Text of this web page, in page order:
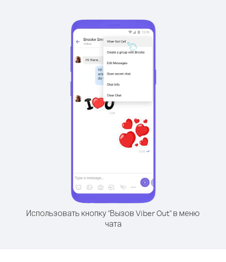
Использовать кнопку "Вызов Viber Out" в меню
чата